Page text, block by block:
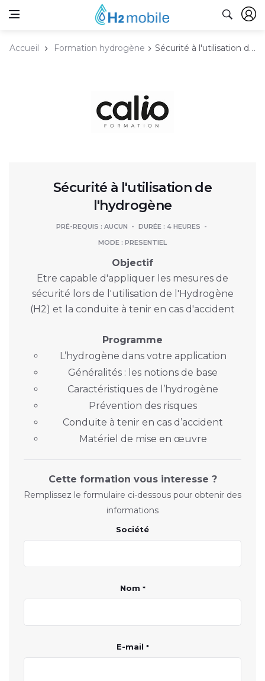
Accueil Formation hydrogène Sécurité à l'utilisation de l'hydrogène
Sécurité à l'utilisation de
l'hydrogène
PRÉ-REQUIS : AUCUN
DURÉE : 4 HEURES
MODE : PRESENTIEL
Objectif
Etre capable d'appliquer les mesures de
sécurité lors de l'utilisation de l'Hydrogène
(H2) et la conduite à tenir en cas d'accident
Programme
L’hydrogène dans votre application
Généralités : les notions de base
Caractéristiques de l’hydrogène
Prévention des risques
Conduite à tenir en cas d’accident
Matériel de mise en œuvre
Cette formation vous interesse ?
Remplissez le formulaire ci-dessous pour obtenir des
informations
Société
Nom *
E-mail *